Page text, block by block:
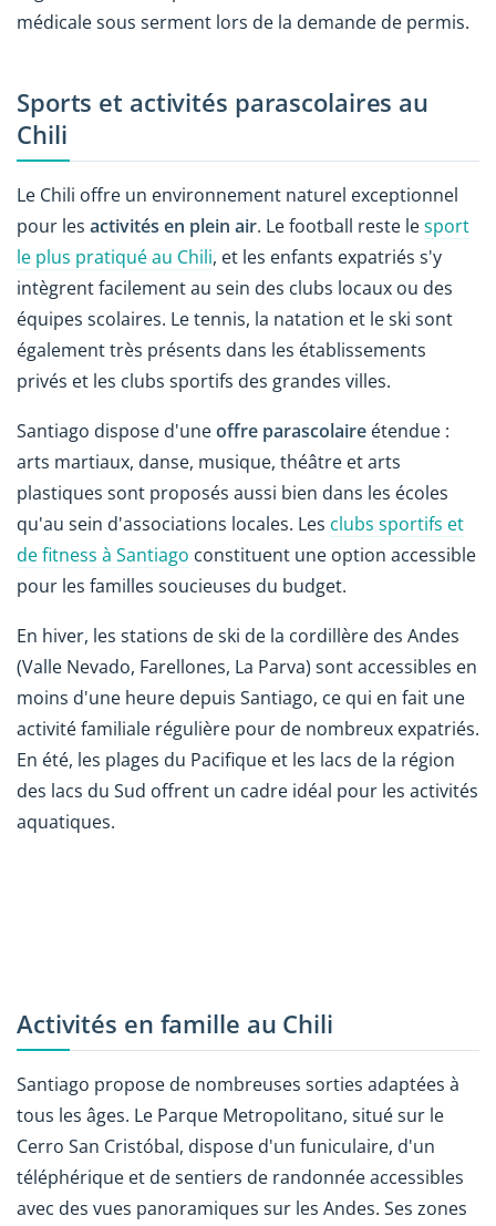
médicale sous serment lors de la demande de permis.
Sports et activités parascolaires au
Chili
Le Chili offre un environnement naturel exceptionnel
pour les activités en plein air. Le football reste lesport
le plus pratiqué au Chili, et les enfants expatriés s'y
intègrent facilement au sein des clubs locaux ou des
équipes scolaires. Le tennis, la natation et le ski sont
également très présents dans les établissements
privés et les clubs sportifs des grandes villes.
Santiago dispose d'uneoffre parascolaire étendue :
arts martiaux, danse, musique, théâtre et arts
plastiques sont proposés aussi bien dans les écoles
qu'au sein d'associations locales. Les clubs sportifs et
de fitness à Santiago constituent une option accessible
pour les familles soucieuses du budget.
En hiver, les stations de ski de la cordillère des Andes
(Valle Nevado, Farellones, La Parva) sont accessibles en
moins d'une heure depuis Santiago, ce qui en fait une
activité familiale régulière pour de nombreux expatriés.
En été, les plages du Pacifique et les lacs de la région
des lacs du Sud offrent un cadre idéal pour les activités
aquatiques.
Activités en famille au Chili
Santiago propose de nombreuses sorties adaptées à
tous les âges. Le Parque Metropolitano, situé sur le
Cerro San Cristóbal, dispose d'un funiculaire, d'un
téléphérique et de sentiers de randonnée accessibles
avec des vues panoramiques sur les Andes. Ses zones